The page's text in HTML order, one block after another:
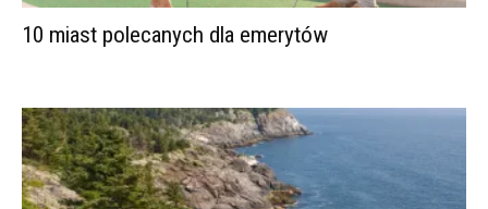
10 miast polecanych dla emerytów